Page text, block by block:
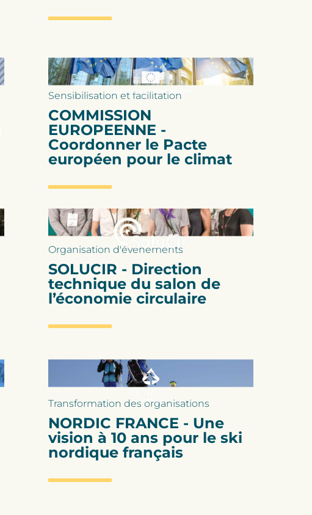
Sensibilisation et facilitation
COMMISSION
EUROPEENNE -
Coordonner le Pacte
européen pour le climat
Organisation d'événements
SOLUCIR - Direction
technique du salon de
l’économie circulaire
Transformation des organisations
NORDIC FRANCE - Une
vision à 10 ans pour le ski
nordique français